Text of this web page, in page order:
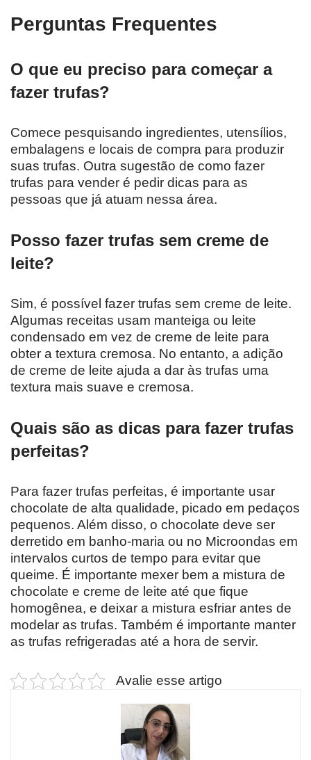
Perguntas Frequentes
O que eu preciso para começar a
fazer trufas?
Comece pesquisando ingredientes, utensílios,
embalagens e locais de compra para produzir
suas trufas. Outra sugestão de como fazer
trufas para vender é pedir dicas para as
pessoas que já atuam nessa área.
Posso fazer trufas sem creme de
leite?
Sim, é possível fazer trufas sem creme de leite.
Algumas receitas usam manteiga ou leite
condensado em vez de creme de leite para
obter a textura cremosa. No entanto, a adição
de creme de leite ajuda a dar às trufas uma
textura mais suave e cremosa.
Quais são as dicas para fazer trufas
perfeitas?
Para fazer trufas perfeitas, é importante usar
chocolate de alta qualidade, picado em pedaços
pequenos. Além disso, o chocolate deve ser
derretido em banho-maria ou no Microondas em
intervalos curtos de tempo para evitar que
queime. É importante mexer bem a mistura de
chocolate e creme de leite até que fique
homogênea, e deixar a mistura esfriar antes de
modelar as trufas. Também é importante manter
as trufas refrigeradas até a hora de servir.
Avalie esse artigo